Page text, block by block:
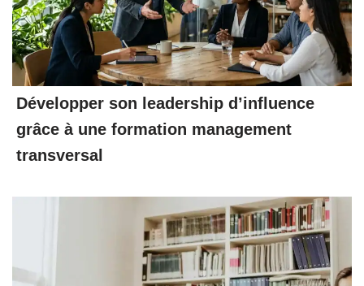
Développer son leadership d’influence
grâce à une formation management
transversal